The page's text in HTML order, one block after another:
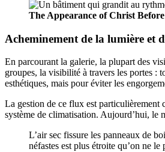
The Appearance of Christ
Acheminement de la lumière et
En parcourant la galerie, la plupart des
groupes, la visibilité à travers les portes :
esthétiques, mais pour éviter les
La gestion de ce flux est particulièrement
système de climatisation. Aujourd’hui, le
L’air sec fissure les panneaux de
néfastes est plus étroite qu’on ne le